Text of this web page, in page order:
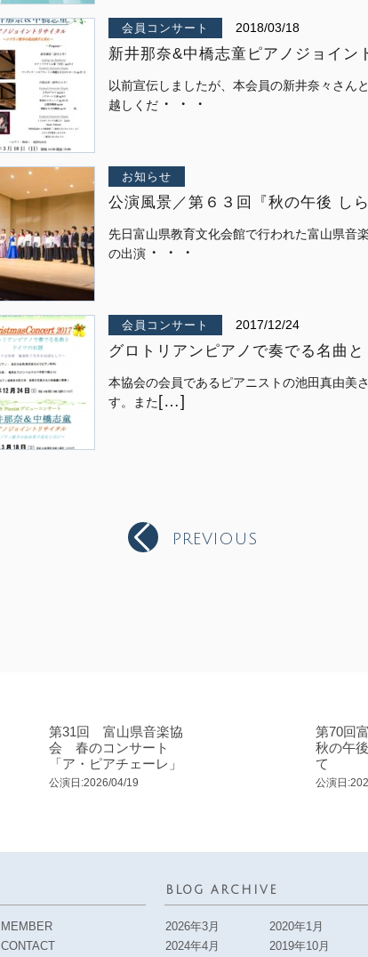
会員コンサート 2018/03/18
新井那奈&中橋志童ピアノジョイン
以前宣伝しましたが、本会員の新井奈々さん
越しくだ ・・・
お知らせ
公演風景／第６３回『秋の午後 し
先日富山県教育文化会館で行われた富山県音
の出演 ・・・
会員コンサート 2017/12/24
グロトリアンピアノで奏でる名曲
本協会の会員であるピアニストの池田真由美
す。また[…]
PREVIOUS
第31回 富山県音楽協
会 春のコンサート
「ア・ピアチェーレ」
公演日:2026/04/19
第70回
秋の午
て
公演日
MEMBER
CONTACT
BLOG ARCHIVE
2026年3月
2024年4月
2020年1月
2019年10月